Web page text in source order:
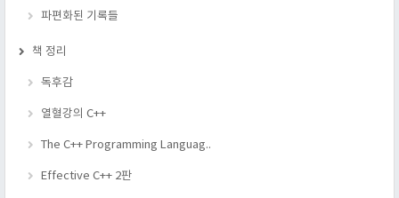
파편화된 기록들
책 정리
독후감
열혈강의 C++
The C++ Programming Languag..
Effective C++ 2판